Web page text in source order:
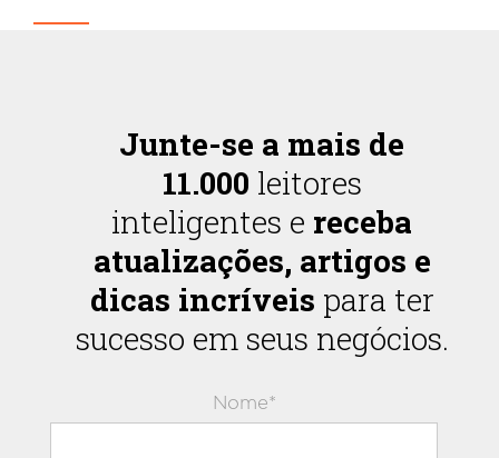
Junte-se a mais de
11.000 leitores
inteligentes e receba
atualizações, artigos e
dicas incríveis para ter
sucesso em seus negócios.
Nome*